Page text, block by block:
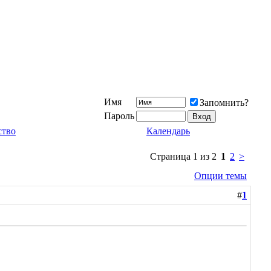
Имя
Запомнить?
Пароль
Календарь
Страница 1 из 2 1 2 >
Опции темы
#1